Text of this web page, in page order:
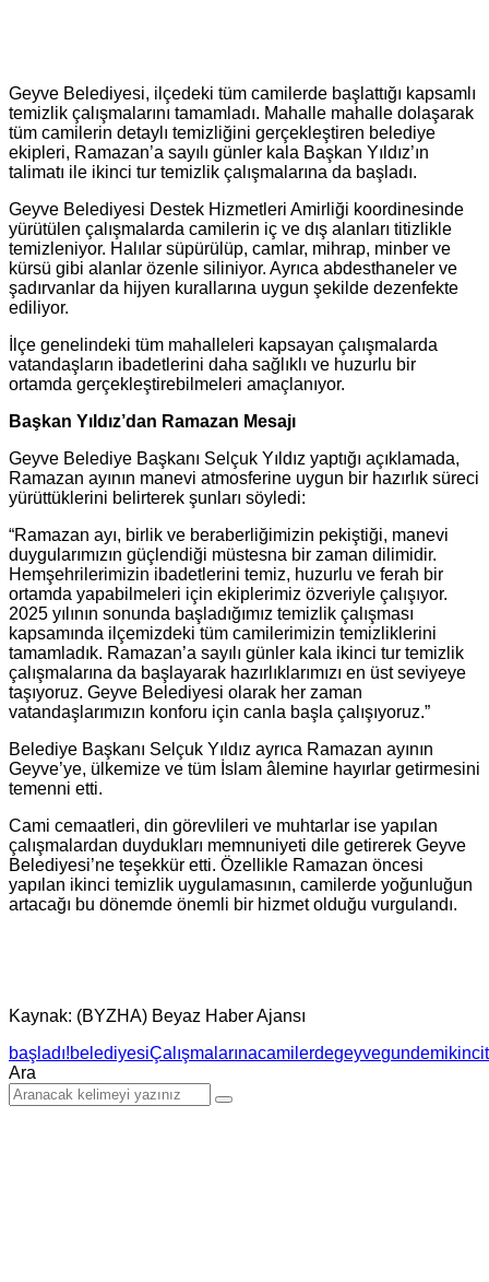
Geyve Belediyesi, ilçedeki tüm camilerde başlattığı kapsamlı
temizlik çalışmalarını tamamladı. Mahalle mahalle dolaşarak
tüm camilerin detaylı temizliğini gerçekleştiren belediye
ekipleri, Ramazan’a sayılı günler kala Başkan Yıldız’ın
talimatı ile ikinci tur temizlik çalışmalarına da başladı.
Geyve Belediyesi Destek Hizmetleri Amirliği koordinesinde
yürütülen çalışmalarda camilerin iç ve dış alanları titizlikle
temizleniyor. Halılar süpürülüp, camlar, mihrap, minber ve
kürsü gibi alanlar özenle siliniyor. Ayrıca abdesthaneler ve
şadırvanlar da hijyen kurallarına uygun şekilde dezenfekte
ediliyor.
İlçe genelindeki tüm mahalleleri kapsayan çalışmalarda
vatandaşların ibadetlerini daha sağlıklı ve huzurlu bir
ortamda gerçekleştirebilmeleri amaçlanıyor.
Başkan Yıldız’dan Ramazan Mesajı
Geyve Belediye Başkanı Selçuk Yıldız yaptığı açıklamada,
Ramazan ayının manevi atmosferine uygun bir hazırlık süreci
yürüttüklerini belirterek şunları söyledi:
“Ramazan ayı, birlik ve beraberliğimizin pekiştiği, manevi
duygularımızın güçlendiği müstesna bir zaman dilimidir.
Hemşehrilerimizin ibadetlerini temiz, huzurlu ve ferah bir
ortamda yapabilmeleri için ekiplerimiz özveriyle çalışıyor.
2025 yılının sonunda başladığımız temizlik çalışması
kapsamında ilçemizdeki tüm camilerimizin temizliklerini
tamamladık. Ramazan’a sayılı günler kala ikinci tur temizlik
çalışmalarına da başlayarak hazırlıklarımızı en üst seviyeye
taşıyoruz. Geyve Belediyesi olarak her zaman
vatandaşlarımızın konforu için canla başla çalışıyoruz.”
Belediye Başkanı Selçuk Yıldız ayrıca Ramazan ayının
Geyve’ye, ülkemize ve tüm İslam âlemine hayırlar getirmesini
temenni etti.
Cami cemaatleri, din görevlileri ve muhtarlar ise yapılan
çalışmalardan duydukları memnuniyeti dile getirerek Geyve
Belediyesi’ne teşekkür etti. Özellikle Ramazan öncesi
yapılan ikinci temizlik uygulamasının, camilerde yoğunluğun
artacağı bu dönemde önemli bir hizmet olduğu vurgulandı.
Kaynak: (BYZHA) Beyaz Haber Ajansı
başladı!belediyesiÇalışmalarınacamilerdegeyvegundemikinci
Ara